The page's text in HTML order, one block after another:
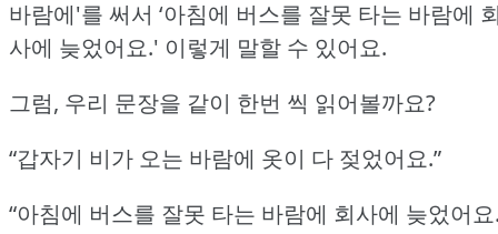
바람에'를 써서 ‘아침에 버스를 잘못 타는 바람에
사에 늦었어요.' 이렇게 말할 수 있어요.
그럼, 우리 문장을 같이 한번 씩 읽어볼까요?
“갑자기 비가 오는 바람에 옷이 다 젖었어요.”
“아침에 버스를 잘못 타는 바람에 회사에 늦었어요